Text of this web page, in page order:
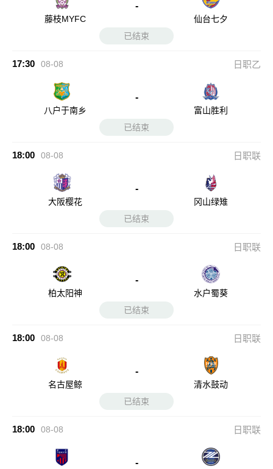
藤枝MYFC
-
仙台七夕
已结束
17:30 08-08 日职乙
八户于南乡
-
富山胜利
已结束
18:00 08-08 日职联
大阪樱花
-
冈山绿雉
已结束
18:00 08-08 日职联
柏太阳神
-
水户蜀葵
已结束
18:00 08-08 日职联
名古屋鲸
-
清水鼓动
已结束
18:00 08-08 日职联
-